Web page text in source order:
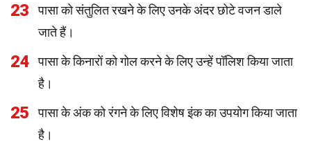
23
पासा को संतुलित रखने के लिए उनके अंदर छोटे वजन डाले
जाते हैं।
24
पासा के किनारों को गोल करने के लिए उन्हें पॉलिश किया जाता
है।
25
पासा के अंक को रंगने के लिए विशेष इंक का उपयोग किया जाता
है।